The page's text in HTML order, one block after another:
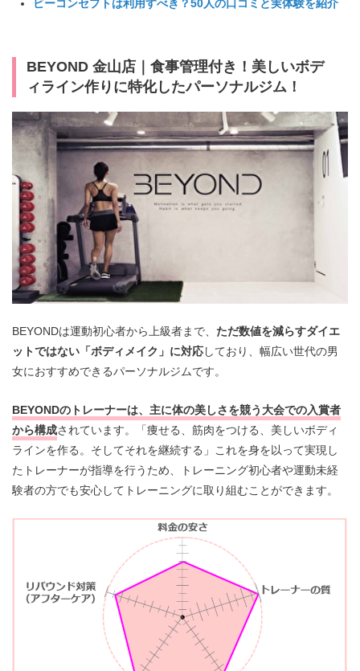
ビーコンセプトは利用すべき？50人の口コミと実体験を紹介
BEYOND 金山店｜食事管理付き！美しいボデ
ィライン作りに特化したパーソナルジム！
BEYONDは運動初心者から上級者まで、 ただ数値を減らすダイエ
ットではない「ボディメイク」に対応しており、幅広い世代の男
女におすすめできるパーソナルジムです。
BEYONDのトレーナーは、主に体の美しさを競う大会での入賞者
から構成されています。「痩せる、筋肉をつける、美しいボディ
ラインを作る。そしてそれを継続する」これを身を以って実現し
たトレーナーが指導を行うため、トレーニング初心者や運動未経
験者の方でも安心してトレーニングに取り組むことができます。